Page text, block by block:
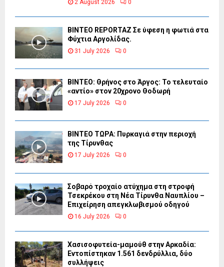
2 August 2026 0
BINTEO REPORTAZ Σε ύφεση η φωτιά στα
Φύχτια Αργολίδας.
31 July 2026 0
ΒΙΝΤΕΟ: Θρήνος στο Άργος: Το τελευταίο
«αντίο» στον 20χρονο Θοδωρή
17 July 2026 0
ΒΙΝΤΕΟ ΤΩΡΑ: Πυρκαγιά στην περιοχή
της Τίρυνθας
17 July 2026 0
Σοβαρό τροχαίο ατύχημα στη στροφή
Τσεκρέκου στη Νέα Τίρυνθα Ναυπλίου –
Επιχείρηση απεγκλωβισμού οδηγού
16 July 2026 0
Χασισοφυτεία-μαμούθ στην Αρκαδία:
Εντοπίστηκαν 1.561 δενδρύλλια, δύο
συλλήψεις